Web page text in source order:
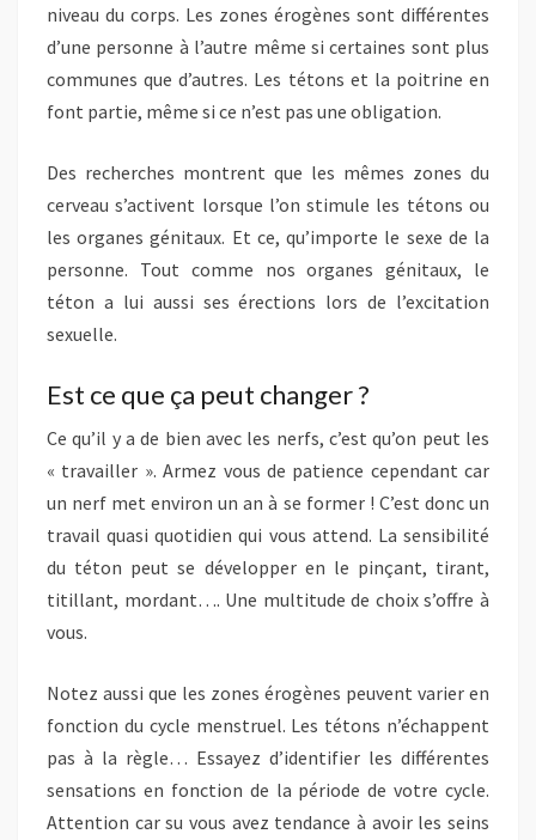
niveau du corps. Les zones érogènes sont différentes
d’une personne à l’autre même si certaines sont plus
communes que d’autres. Les tétons et la poitrine en
font partie, même si ce n’est pas une obligation.
Des recherches montrent que les mêmes zones du
cerveau s’activent lorsque l’on stimule les tétons ou
les organes génitaux. Et ce, qu’importe le sexe de la
personne. Tout comme nos organes génitaux, le
téton a lui aussi ses érections lors de l’excitation
sexuelle.
Est ce que ça peut changer ?
Ce qu’il y a de bien avec les nerfs, c’est qu’on peut les
« travailler ». Armez vous de patience cependant car
un nerf met environ un an à se former ! C’est donc un
travail quasi quotidien qui vous attend. La sensibilité
du téton peut se développer en le pinçant, tirant,
titillant, mordant…. Une multitude de choix s’offre à
vous.
Notez aussi que les zones érogènes peuvent varier en
fonction du cycle menstruel. Les tétons n’échappent
pas à la règle… Essayez d’identifier les différentes
sensations en fonction de la période de votre cycle.
Attention car su vous avez tendance à avoir les seins